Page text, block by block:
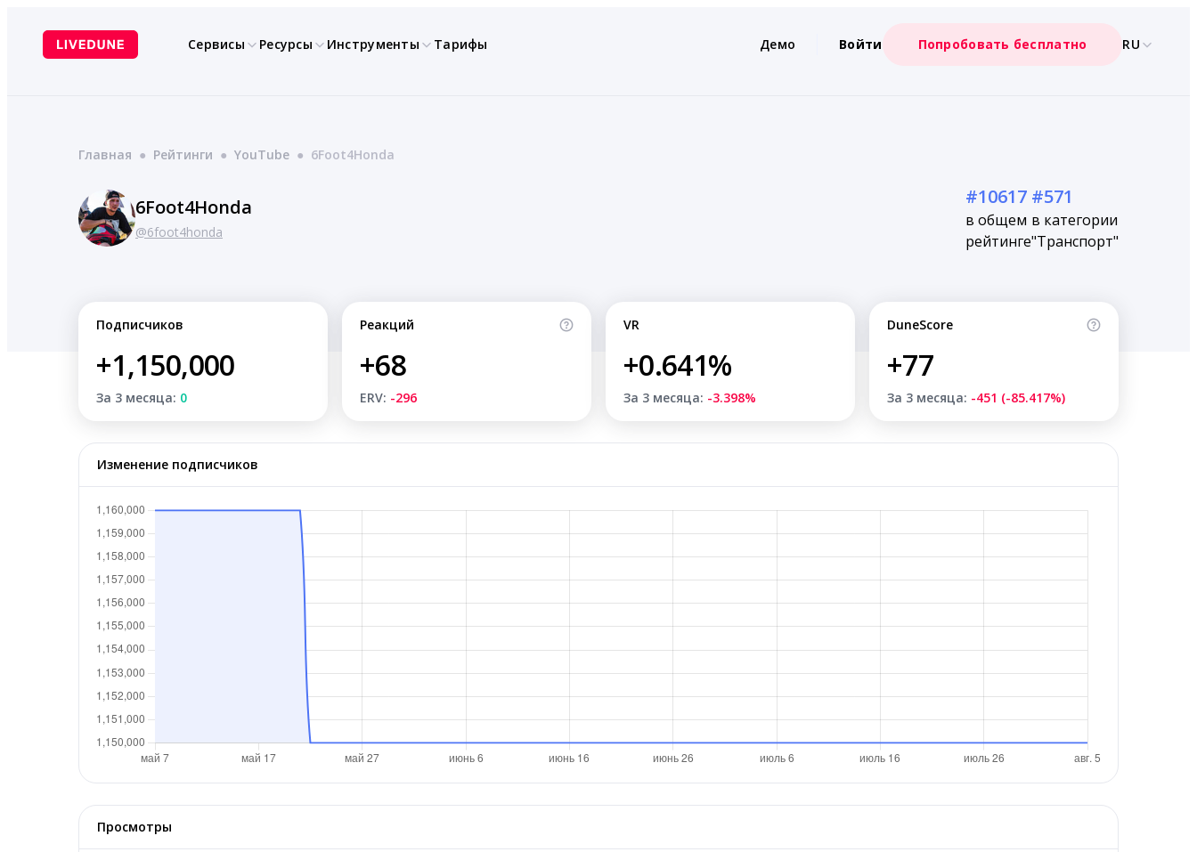
содержимому
Сервисы Ресурсы Инструменты Тарифы Демо Войти Попробовать бесплатно RU
Главная ● Рейтинги ● YouTube ● 6Foot4Honda
6Foot4Honda
@6foot4honda
#10617
в общем
рейтинге
#571
в категории
"Транспорт"
Подписчиков
+1,150,000
За 3 месяца: 0
Реакций
+68
ERV: -296
VR
+0.641%
За 3 месяца: -3.398%
DuneScore
+77
За 3 месяца: -451 (-85.417%)
Изменение подписчиков
Просмотры